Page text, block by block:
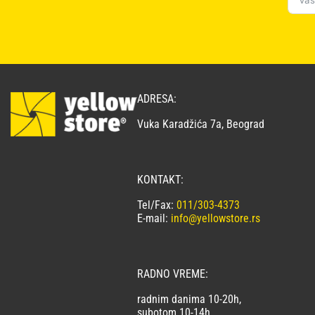
ADRESA:
Vuka Karadžića 7a, Beograd
KONTAKT:
Tel/Fax: 011/303-4373
E-mail: info@yellowstore.rs
RADNO VREME:
radnim danima 10-20h,